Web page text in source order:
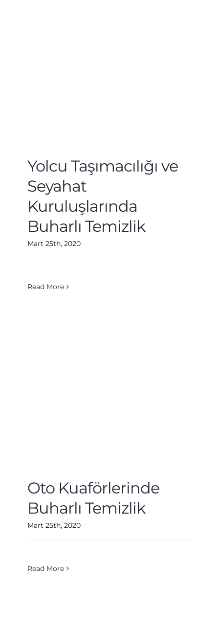
Yolcu Taşımacılığı ve
Seyahat
Kuruluşlarında
Buharlı Temizlik
Mart 25th, 2020
Read More
Oto Kuaförlerinde
Buharlı Temizlik
Mart 25th, 2020
Read More